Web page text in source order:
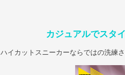
カジュアルでスタ
ハイカットスニーカーならではの洗練